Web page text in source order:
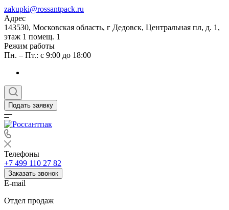
zakupki@rossantpack.ru
Адрес
143530, Московская область, г Дедовск, Центральная пл, д. 1,
этаж 1 помещ. 1
Режим работы
Пн. – Пт.: с 9:00 до 18:00
Подать заявку
Телефоны
+7 499 110 27 82
Заказать звонок
E-mail
Отдел продаж